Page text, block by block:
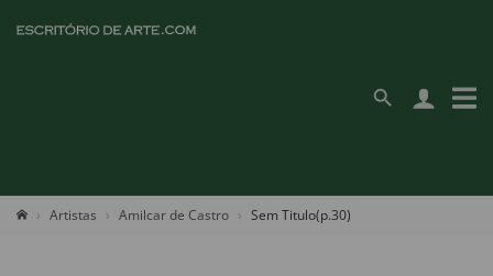
Artistas Amilcar de Castro Sem Titulo(p.30)